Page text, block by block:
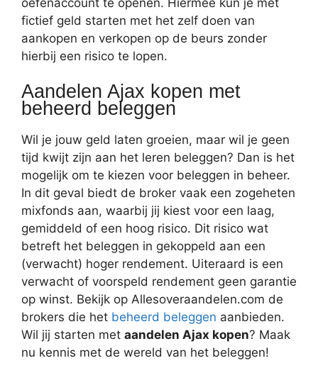
fictief geld starten met het zelf doen van
aankopen en verkopen op de beurs zonder
hierbij een risico te lopen.
Aandelen Ajax kopen met
beheerd beleggen
Wil je jouw geld laten groeien, maar wil je geen
tijd kwijt zijn aan het leren beleggen? Dan is het
mogelijk om te kiezen voor beleggen in beheer.
In dit geval biedt de broker vaak een zogeheten
mixfonds aan, waarbij jij kiest voor een laag,
gemiddeld of een hoog risico. Dit risico wat
betreft het beleggen in gekoppeld aan een
(verwacht) hoger rendement. Uiteraard is een
verwacht of voorspeld rendement geen garantie
op winst. Bekijk op Allesoveraandelen.com de
brokers die het beheerd beleggen aanbieden.
Wil jij starten met aandelen Ajax kopen? Maak
nu kennis met de wereld van het beleggen!